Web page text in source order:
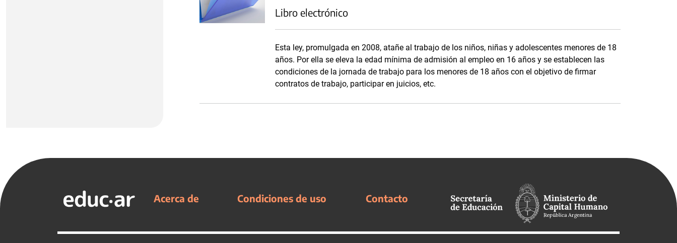
Libro electrónico
Esta ley, promulgada en 2008, atañe al trabajo de los niños, niñas y adolescentes menores de 18
años. Por ella se eleva la edad mínima de admisión al empleo en 16 años y se establecen las
condiciones de la jornada de trabajo para los menores de 18 años con el objetivo de firmar
contratos de trabajo, participar en juicios, etc.
Acerca de Condiciones de uso Contacto